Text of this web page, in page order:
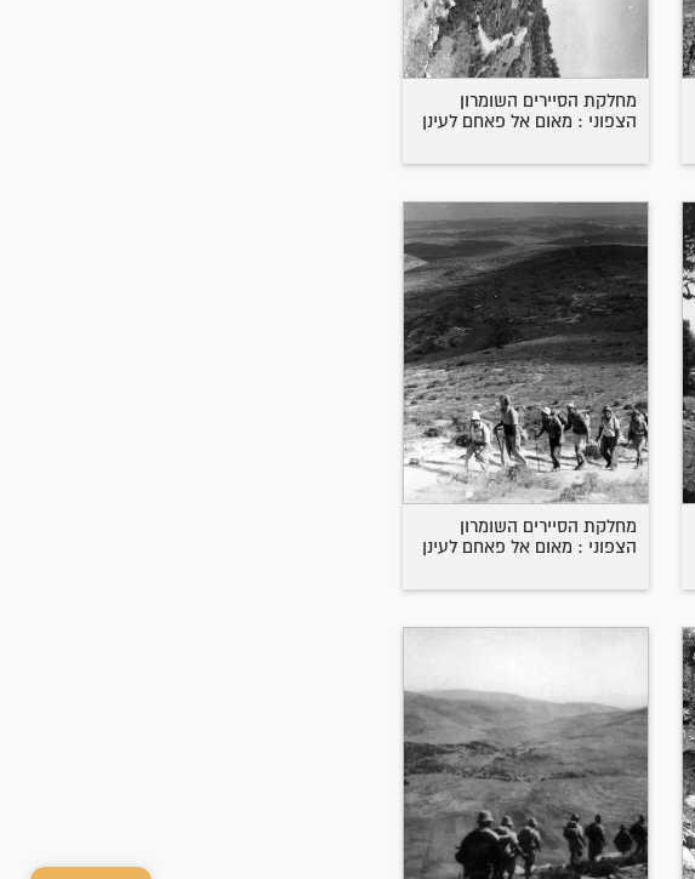
מחלקת הסיירים השומרון
הצפוני : מאום אל פאחם לעינן
מחלקת הסיירים השומרון
הצפוני : מאום אל פאחם לעינן